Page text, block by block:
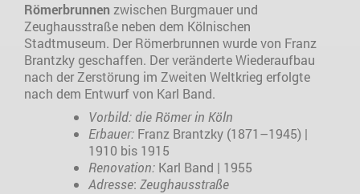
Römerbrunnen zwischen Burgmauer und
Zeughausstraße neben dem Kölnischen
Stadtmuseum. Der Römerbrunnen wurde von Franz
Brantzky geschaffen. Der veränderte Wiederaufbau
nach der Zerstörung im Zweiten Weltkrieg erfolgte
nach dem Entwurf von Karl Band.
Vorbild: die Römer in Köln
Erbauer: Franz Brantzky (1871–1945) |
1910 bis 1915
Renovation: Karl Band | 1955
Adresse: Zeughausstraße